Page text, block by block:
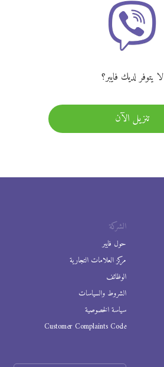
لا يتوفر لديك فايبر؟
تنزيل الآن
الشركة
حول فايبر
مركز العلامات التجارية
الوظائف
الشروط والسياسات
سياسة الخصوصية
Customer Complaints Code